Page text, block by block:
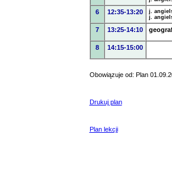
6 12:35-13:20 j.
j.
7 13:25-14:10
8 14:15-15:00
Obowiązuje od: Plan
Drukuj plan
Plan lekcji